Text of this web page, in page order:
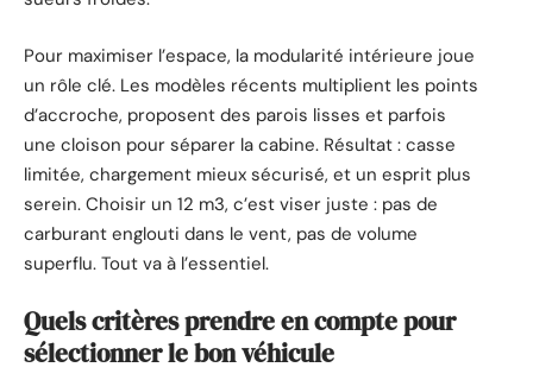
Pour maximiser l’espace, la modularité intérieure joue
un rôle clé. Les modèles récents multiplient les points
d’accroche, proposent des parois lisses et parfois
une cloison pour séparer la cabine. Résultat : casse
limitée, chargement mieux sécurisé, et un esprit plus
serein. Choisir un 12 m3, c’est viser juste : pas de
carburant englouti dans le vent, pas de volume
superflu. Tout va à l’essentiel.
Quels critères prendre en compte pour
sélectionner le bon véhicule